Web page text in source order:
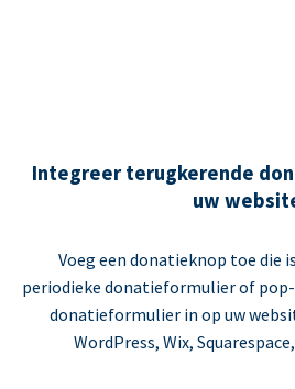
Integreer terugkerende
uw
Voeg een donatieknop toe die
periodieke donatieformulier of
donatieformulier in op uw
WordPress, Wix,